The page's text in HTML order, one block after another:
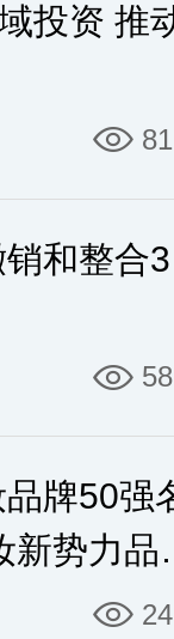
投资 推
和整合3
牌50强
新势力品